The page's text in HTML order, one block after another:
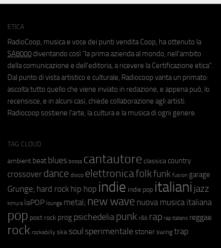
ETICA
RadioCoop, musica e voce dei punti vendita Coop, ha ottenuto la
SA8000 diventando così "la prima azienda al mondo, nell'ambito
della comunicazione e dell'editoria, a ricevere la Certificazione etica".
Dal punto di vista artistico e culturale, Radiocoop vanta un primato:
ascolta tutto quello che viene inviato in redazione, e appena può, lo
recensisce, e in alcuni casi, chiede collaborazione agli artisti.
Radiocoop sostiene l'arte, la cultura e la musica di ogni genere.
TAG CLOUD
ambient beat blues bossa cantautore classica country
crossover dance disco elettronicafolkfunk fusion garage
Grunge; hard rock hip hop indie indie pop italiani jazz
kimura laPOP lounge metal; new wave nuova musica italiana
pop post rock prog psichedeliapunk r&b rap rap italiano reggae
rock rockabilly ska soul sperimentale stoner swing trap